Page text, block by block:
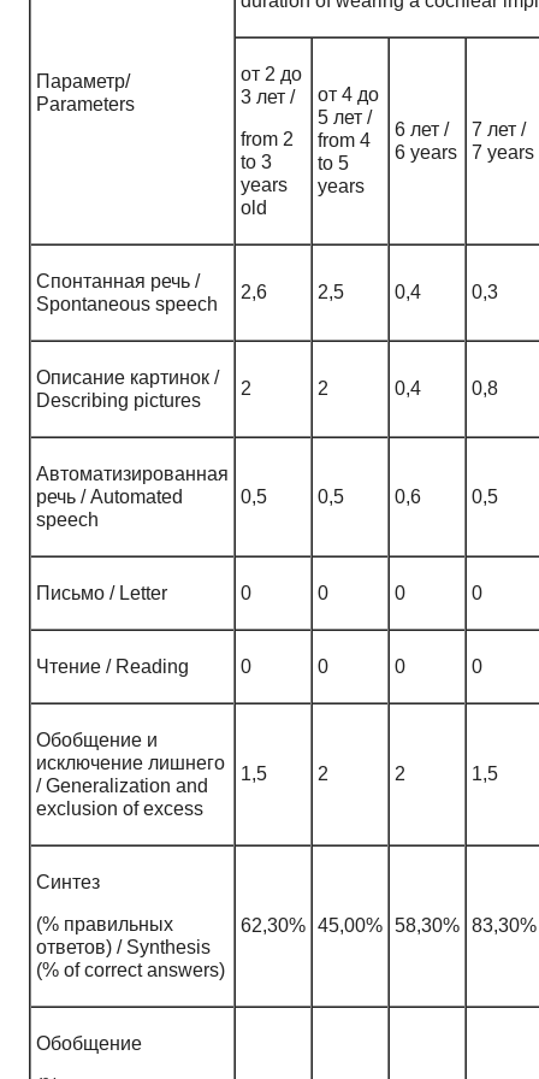
Параметр/
Parameters
от 2 до
3 лет /
from 2
to 3
years
old
от 4 до
5 лет /
from 4
to 5
years
6 лет /
6 years
7 лет /
7 years
Спонтанная речь /
Spontaneous speech
2,6 2,5 0,4 0,3
Описание картинок /
Describing pictures
2 2 0,4 0,8
Автоматизированная
речь / Automated
speech
0,5 0,5 0,6 0,5
Письмо / Letter 0 0 0 0
Чтение / Reading 0 0 0 0
Обобщение и
исключение лишнего
/ Generalization and
exclusion of excess
1,5 2 2 1,5
Синтез
(% правильных
ответов) / Synthesis
(% of correct answers)
62,30% 45,00% 58,30% 83,30%
Обобщение